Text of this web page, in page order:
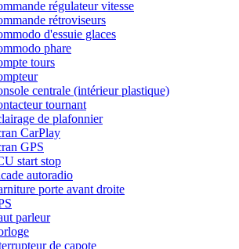
régulateur vitesse
rétroviseurs
d'essuie glaces
phare
tours
centrale (intérieur plastique)
tournant
de plafonnier
CarPlay
GPS
start stop
autoradio
porte avant droite
parleur
de capote